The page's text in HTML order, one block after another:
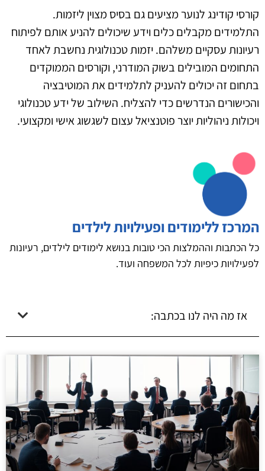
קורסי קודינג לנוער מציעים גם בסיס מצוין ליזמות.
התלמידים מקבלים כלים וידע שיכולים להניע אותם לפיתוח
רעיונות עסקיים משלהם. יזמות טכנולוגית נחשבת לאחד
התחומים המובילים בשוק המודרני, וקורסים הממוקדים
בתחום זה יכולים להעניק לתלמידים את המוטיבציה
והכישורים הנדרשים כדי להצליח. השילוב של ידע טכנולוגי
ויכולות ניהוליות יוצר פוטנציאל עצום לשגשוג אישי ומקצועי.
המרכז ללימודים ופעילויות לילדים
כל הכתבות וההמלצות הכי טובות בנושא לימודים לילדים, רעיונות
לפעילויות כיפיות לכל המשפחה ועוד.
אז מה היה לנו בכתבה: